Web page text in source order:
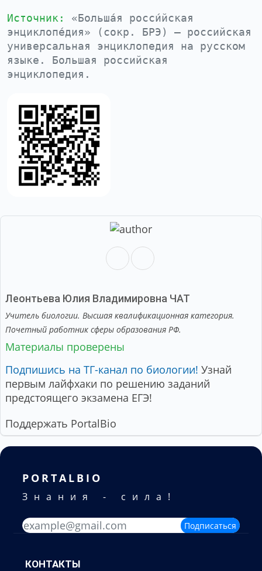
Источник: «Больша́я росси́йская
энциклопе́дия» (сокр. БРЭ) — российская
универсальная энциклопедия на русском
языке. Большая российская
энциклопедия.
Леонтьева Юлия Владимировна ЧАТ
Учитель биологии. Высшая квалификационная категория.
Почетный работник сферы образования РФ.
Материалы проверены
Подпишись на ТГ-канал по биологии! Узнай
первым лайфхаки по решению заданий
предстоящего экзамена ЕГЭ!
Поддержать PortalBio
PORTALBIO
Знания - сила!
Подписаться
КОНТАКТЫ